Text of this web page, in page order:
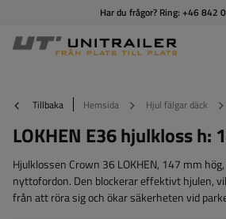
Har du frågor? Ring: +46 842
Tillbaka Hemsida Hjul fälgar däck
LOKHEN E36 hjulkloss h:
Hjulklossen Crown 36 LOKHEN, 147 mm
nyttofordon. Den blockerar effektivt hjulen,
från att röra sig och ökar säkerheten vid